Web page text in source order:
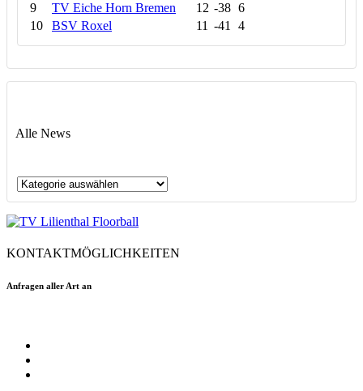
9
TV Eiche Horn Bremen 12 -38 6
10
BSV Roxel 11 -41 4
Alle News
Alle
KONTAKTMÖGLICHKEITEN
Anfragen aller Art an